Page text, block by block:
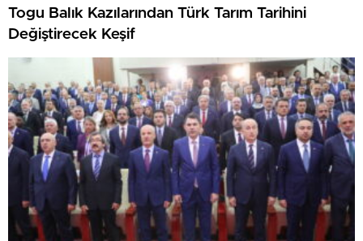
Togu Balık Kazılarından Türk Tarım Tarihini
Değiştirecek Keşif